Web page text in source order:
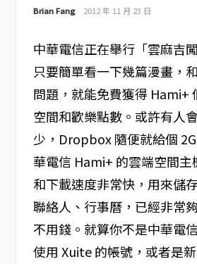
Brian Fang 2012 年 11 月 23 日
中華電信正在舉行「雲麻吉
只要簡單看一下幾篇漫畫，
問題，就能免費獲得 Hami+
空間和歡樂點數。或許有人
少，Dropbox 隨便就給個
華電信 Hami+ 的雲端空間
和下載速度非常快，用來儲
聯絡人、行事曆，已經非常
不用錢。就算你不是中華電
使用 Xuite 的帳號，或者是